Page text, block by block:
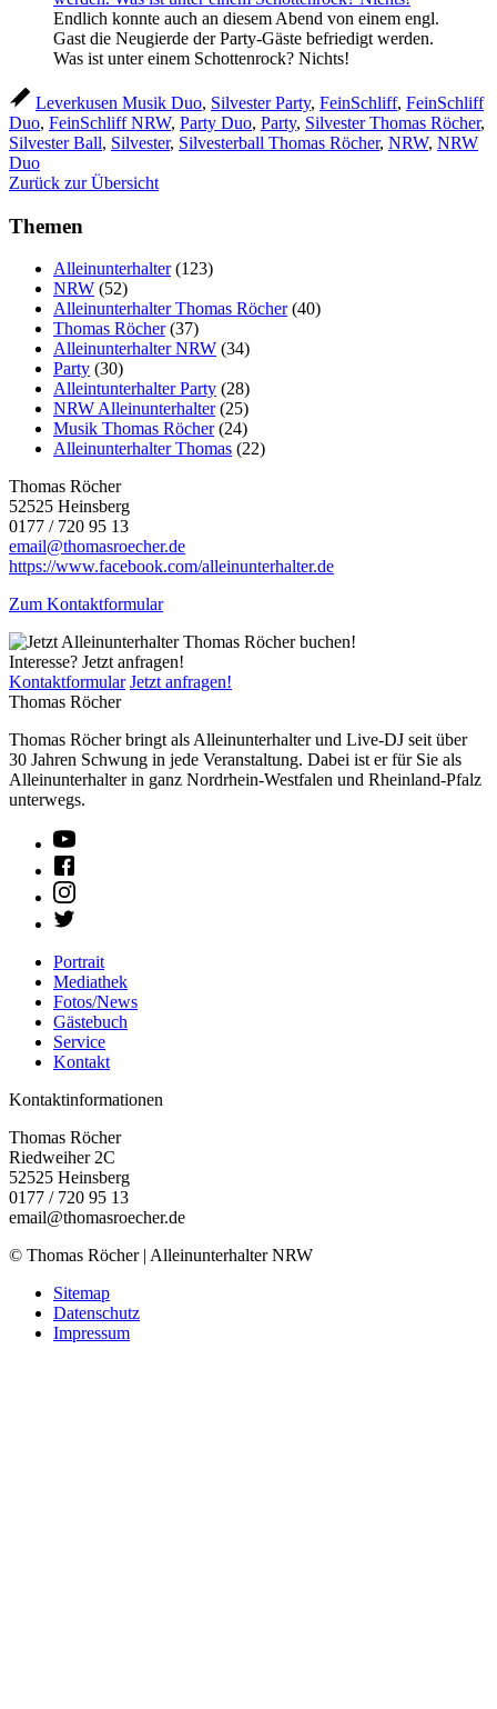
Endlich konnte auch an diesem Abend von einem engl.
Gast die Neugierde der Party-Gäste befriedigt werden.
Was ist unter einem Schottenrock? Nichts!
Leverkusen Musik Duo, Silvester Party, FeinSchliff, FeinSchliff
Duo, FeinSchliff NRW, Party Duo, Party, Silvester Thomas Röcher,
Silvester Ball, Silvester, Silvesterball Thomas Röcher, NRW, NRW
Duo
Zurück zur Übersicht
Themen
Alleinunterhalter(123)
NRW (52)
Alleinunterhalter Thomas Röcher(40)
Thomas Röcher(37)
Alleinunterhalter NRW (34)
Party (30)
Alleintunterhalter Party (28)
NRW Alleinunterhalter(25)
Musik Thomas Röcher(24)
Alleinunterhalter Thomas (22)
Thomas Röcher
52525 Heinsberg
0177 / 720 95 13
email@thomasroecher.de
https://www.facebook.com/alleinunterhalter.de
Zum Kontaktformular
Interesse? Jetzt anfragen!
Kontaktformular Jetzt anfragen!
Thomas Röcher
Thomas Röcher bringt als Alleinunterhalter und Live-DJ seit über
30 Jahren Schwung in jede Veranstaltung. Dabei ist er für Sie als
Alleinunterhalter in ganz Nordrhein-Westfalen und Rheinland-Pfalz
unterwegs.
Portrait
Mediathek
Fotos/News
Gästebuch
Service
Kontakt
Kontaktinformationen
Thomas Röcher
Riedweiher 2C
52525 Heinsberg
0177 / 720 95 13
email@thomasroecher.de
© Thomas Röcher | Alleinunterhalter NRW
Sitemap
Datenschutz
Impressum